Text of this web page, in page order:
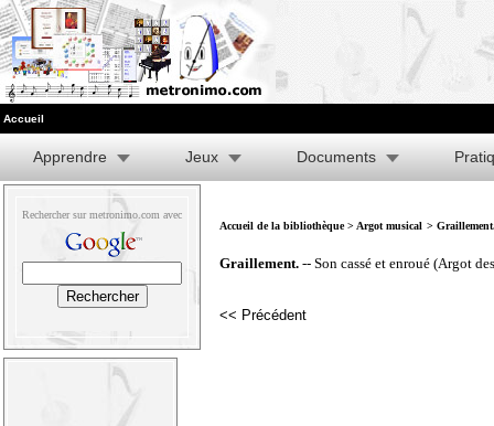
Accueil
Apprendre Jeux Documents
Rechercher sur metronimo.com avec
Accueil de la bibliothèque> Argot musical >
Graillement. -- Son cassé et enroué (Argot
<< Précédent